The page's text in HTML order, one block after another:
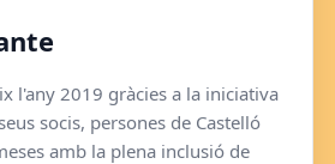
l'any 2019 gràcies a la iniciativa
socis, persones de Castelló
amb la plena inclusió de